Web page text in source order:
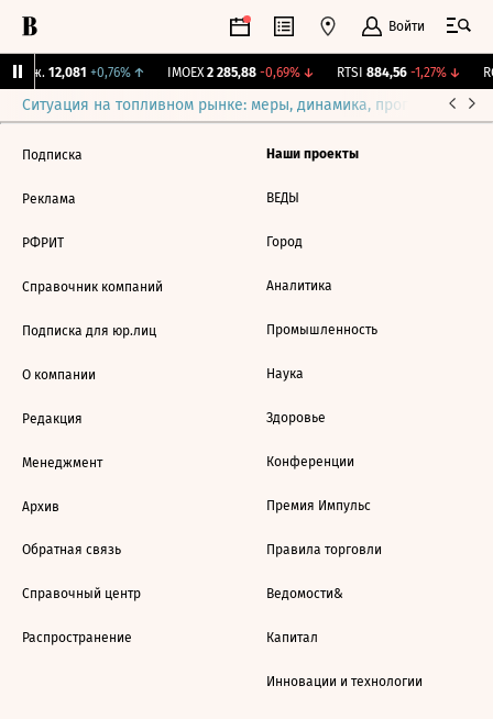
Войти
Бирж. 12,081 +0,76%↑ IMOEX 2 285,88 -0,69%↓ RTSI 884,56 -1,27%↓
Ситуация на топливном рынке: меры, динамика, прогнозы
Подписка
Реклама
РФРИТ
Справочник компаний
Подписка для юр.лиц
О компании
Редакция
Менеджмент
Архив
Обратная связь
Справочный центр
Распространение
Наши проекты
ВЕДЫ
Город
Аналитика
Промышленность
Наука
Здоровье
Конференции
Премия Импульс
Правила торговли
Ведомости&
Капитал
Инновации и технологии